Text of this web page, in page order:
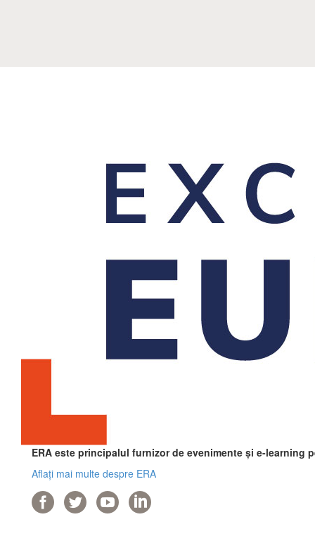
ERA este principalul furnizor de evenimente și e-
Aflați mai multe despre ERA